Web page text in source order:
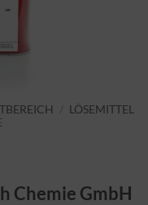
LÖSEMITTEL
Chemie GmbH